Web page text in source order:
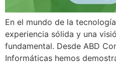
En el mundo de la
experiencia sólida y una
fundamental. Desde ABD
Informáticas hemos